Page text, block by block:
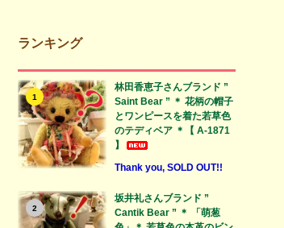
ランキング
1
林田香恵子さんブランド ”
Saint Bear ” ＊ 花柄の帽子
とワンピースを着た若草色
のテディベア ＊【 A-1871
】
Thank you, SOLD OUT!!
2
坂井礼さんブランド ”
Cantik Bear ” ＊ 「萌葱